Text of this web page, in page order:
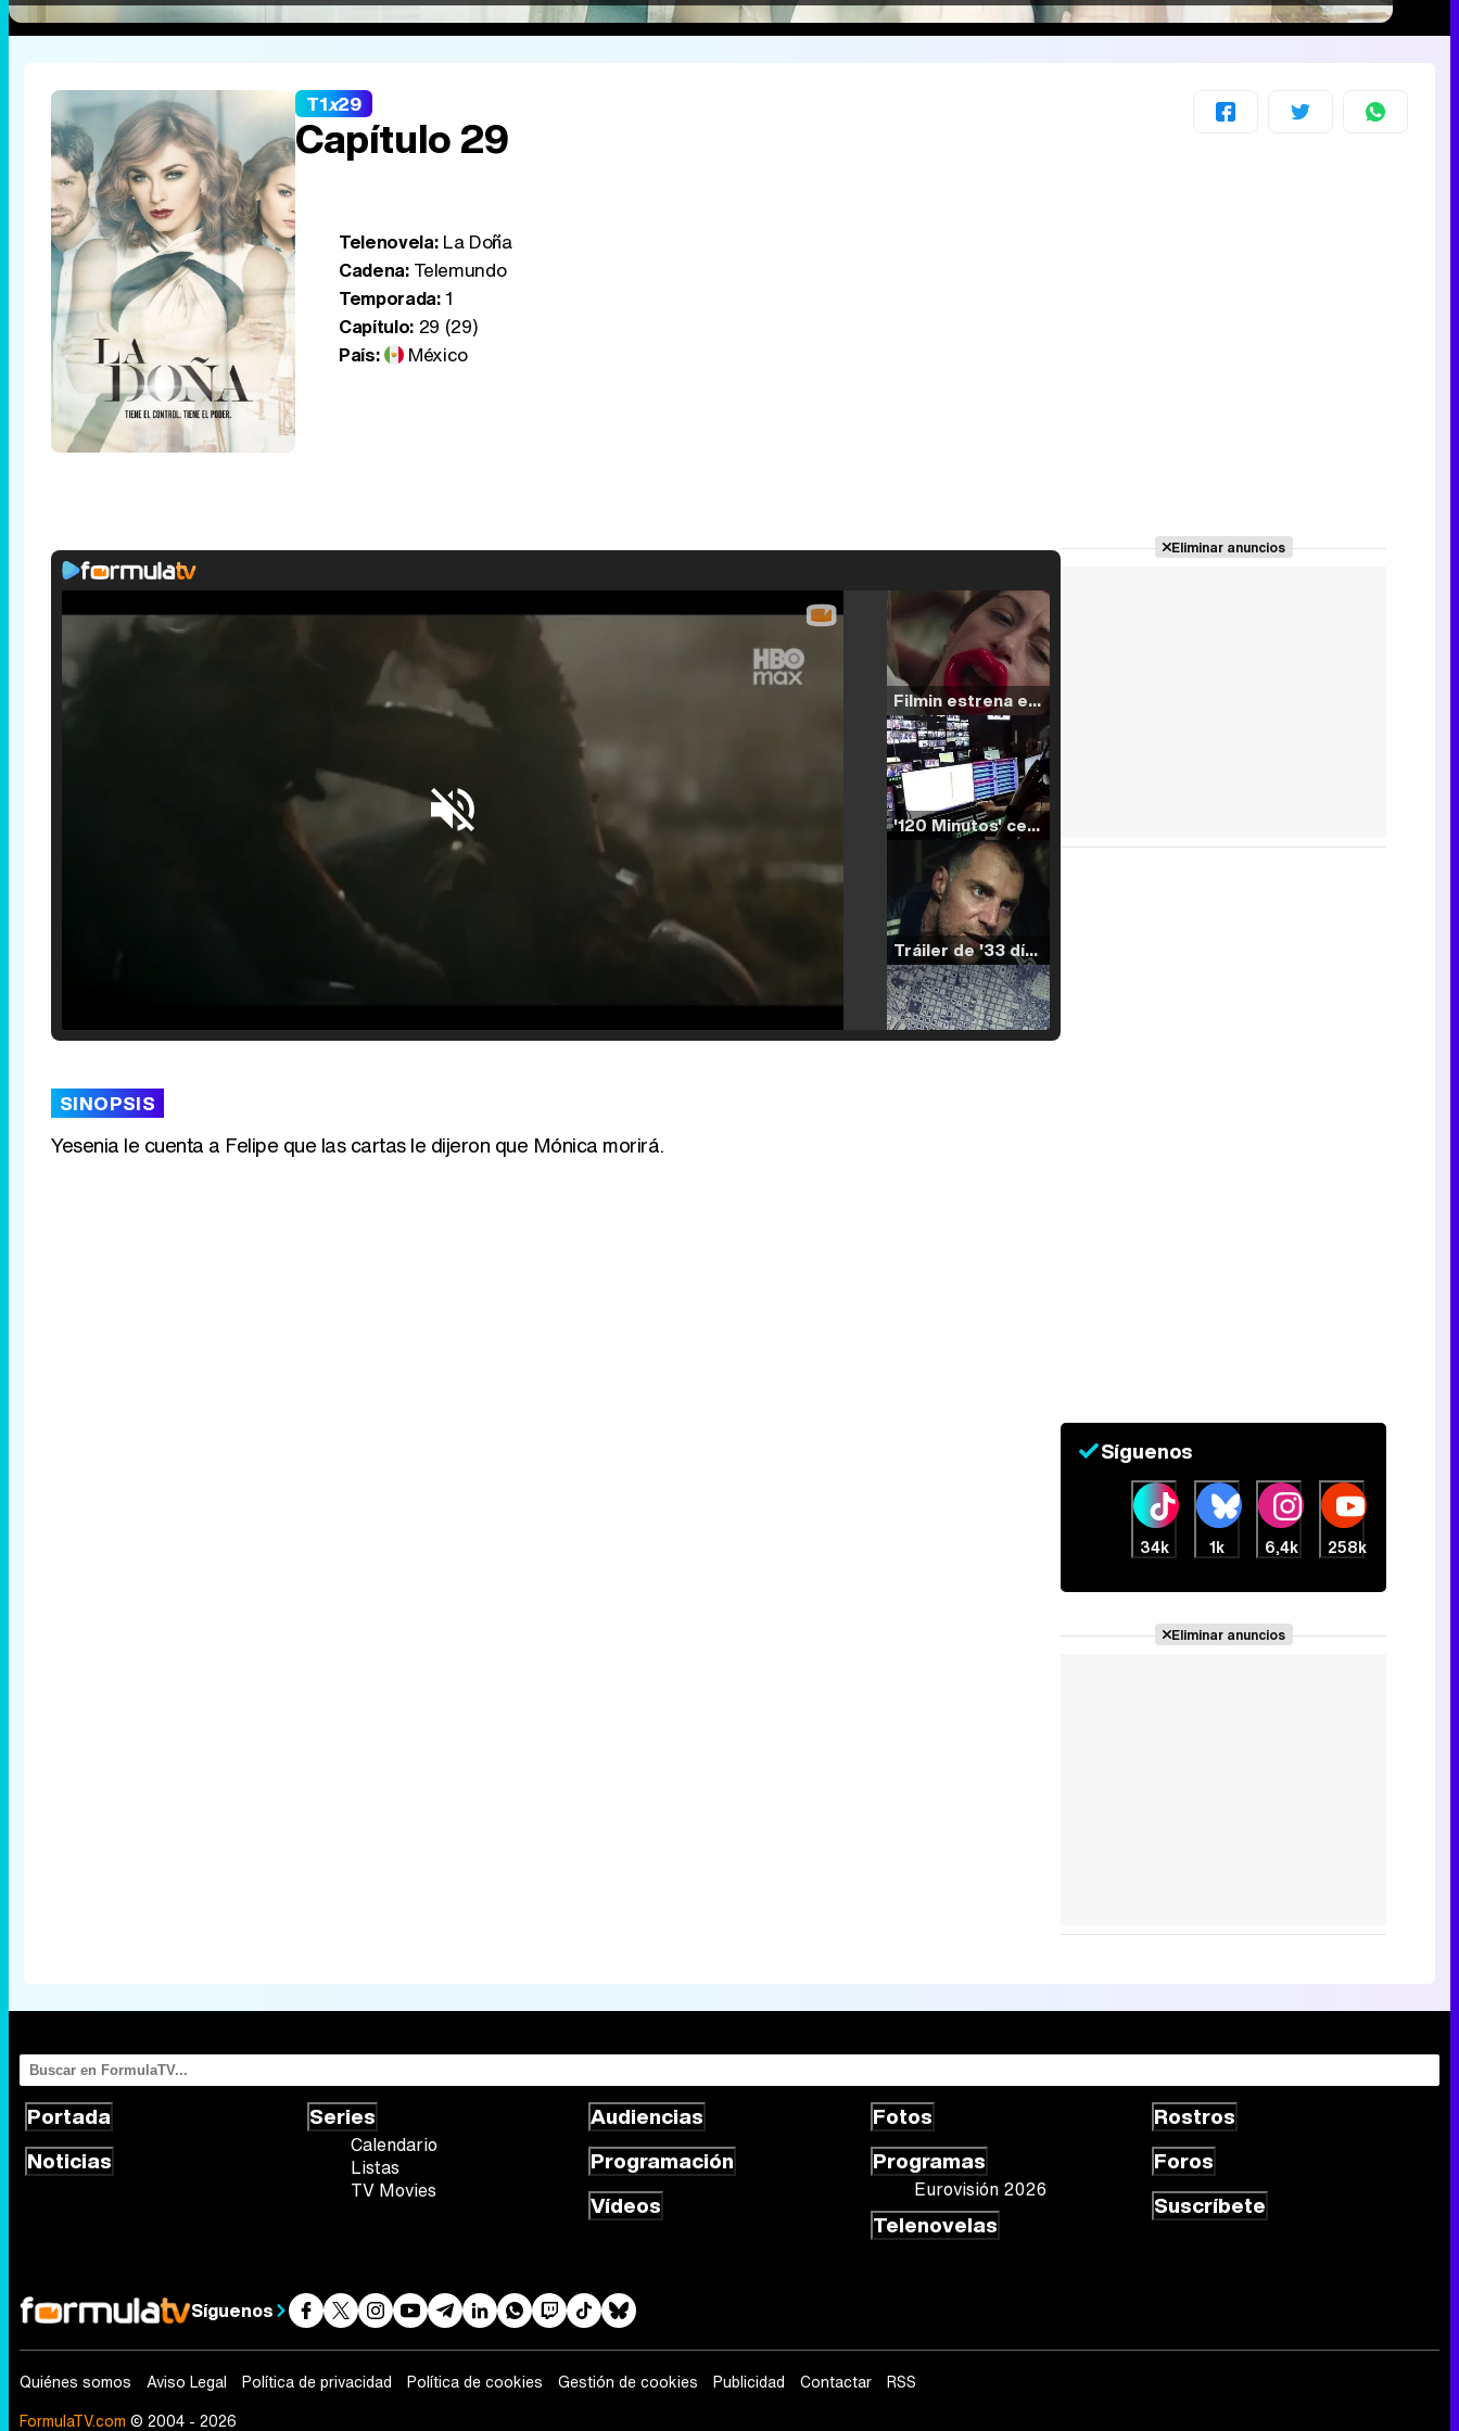
T1x29
Capítulo 29
Telenovela:La Doña
Cadena:Telemundo
Temporada:1
Capítulo:29 (29)
País:
México
Filmin estrena el tráiler de 'Millennial Mal', su nueva comedia universitaria de la mano de Lorena Iglesias
'120 Minutos' celebra sus 2.000 programas en Telemadrid con un vídeo del día a día en la redacción
Tráiler de '33 días', la nueva serie de Atresplayer con Julián Villagrán y José Manuel Poga
SINOPSIS
Yesenia le cuenta a Felipe que las cartas le dijeron que Mónica morirá.
Eliminar anuncios
Síguenos
34k 1k 6,4k 258k
Eliminar anuncios
Portada
Noticias
Series
Calendario
Listas
TV Movies
Audiencias
Programación
Vídeos
Fotos
Programas
Eurovisión 2026
Telenovelas
Rostros
Foros
Suscríbete
Síguenos
Quiénes somos Aviso Legal Política de privacidad Política de cookies Gestión de cookies Publicidad Contactar
RSS
FormulaTV.com © 2004 - 2026